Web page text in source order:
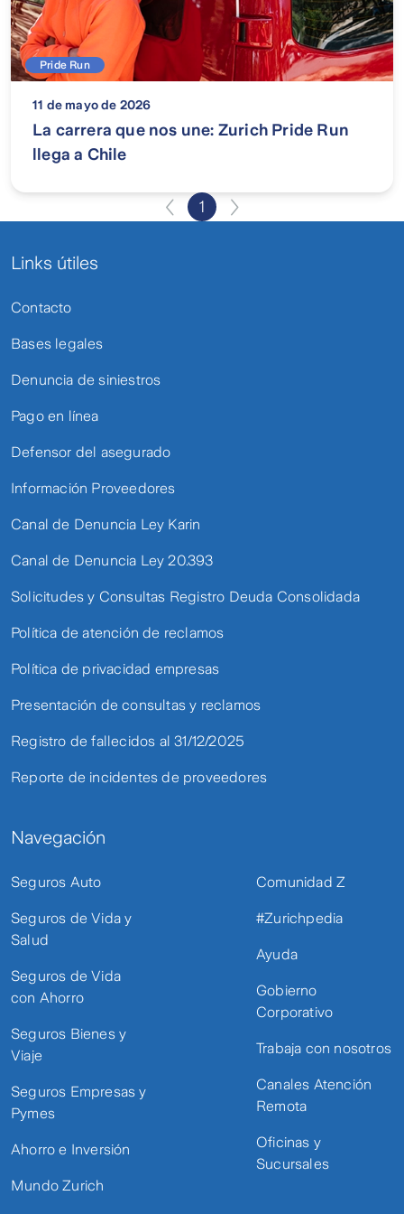
Pride Run
11 de mayo de 2026
La carrera que nos une: Zurich Pride Run
llega a Chile
1
1
1
Links útiles
Contacto
Bases legales
Denuncia de siniestros
Pago en línea
Defensor del asegurado
Información Proveedores
Canal de Denuncia Ley Karin
Canal de Denuncia Ley 20.393
Solicitudes y Consultas Registro Deuda Consolidada
Política de atención de reclamos
Política de privacidad empresas
Presentación de consultas y reclamos
Registro de fallecidos al 31/12/2025
Reporte de incidentes de proveedores
Navegación
Seguros Auto
Seguros de Vida y
Salud
Seguros de Vida
con Ahorro
Seguros Bienes y
Viaje
Seguros Empresas y
Pymes
Ahorro e Inversión
Mundo Zurich
Comunidad Z
#Zurichpedia
Ayuda
Gobierno
Corporativo
Trabaja con nosotros
Canales Atención
Remota
Oficinas y
Sucursales